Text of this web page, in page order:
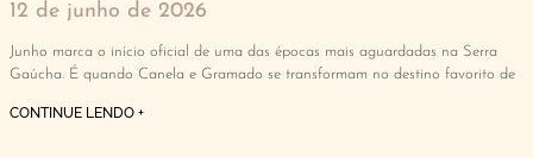
12 de junho de 2026
Junho marca o início oficial de uma das épocas mais aguardadas na Serra
Gaúcha. É quando Canela e Gramado se transformam no destino favorito de
CONTINUE LENDO +